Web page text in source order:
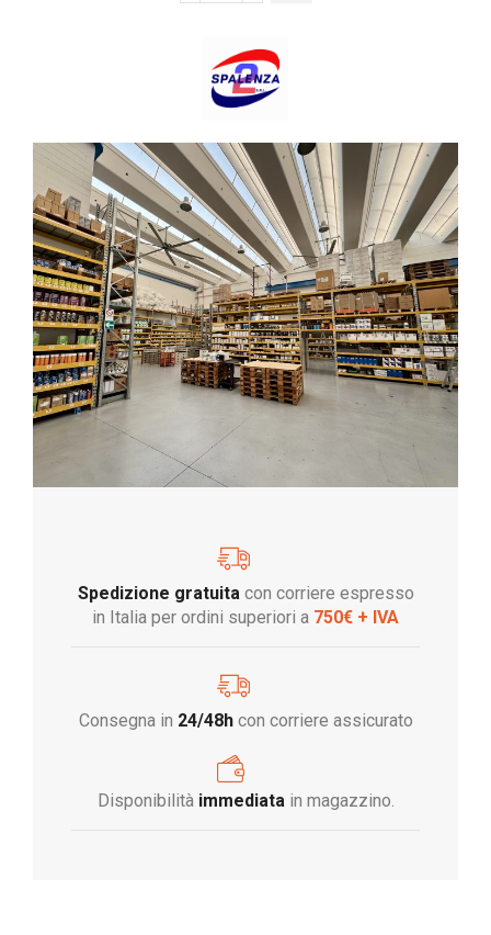
Spedizione gratuita con corriere espresso
in Italia per ordini superiori a 750€ + IVA
Consegna in 24/48hcon corriere assicurato
Disponibilità immediata in magazzino.